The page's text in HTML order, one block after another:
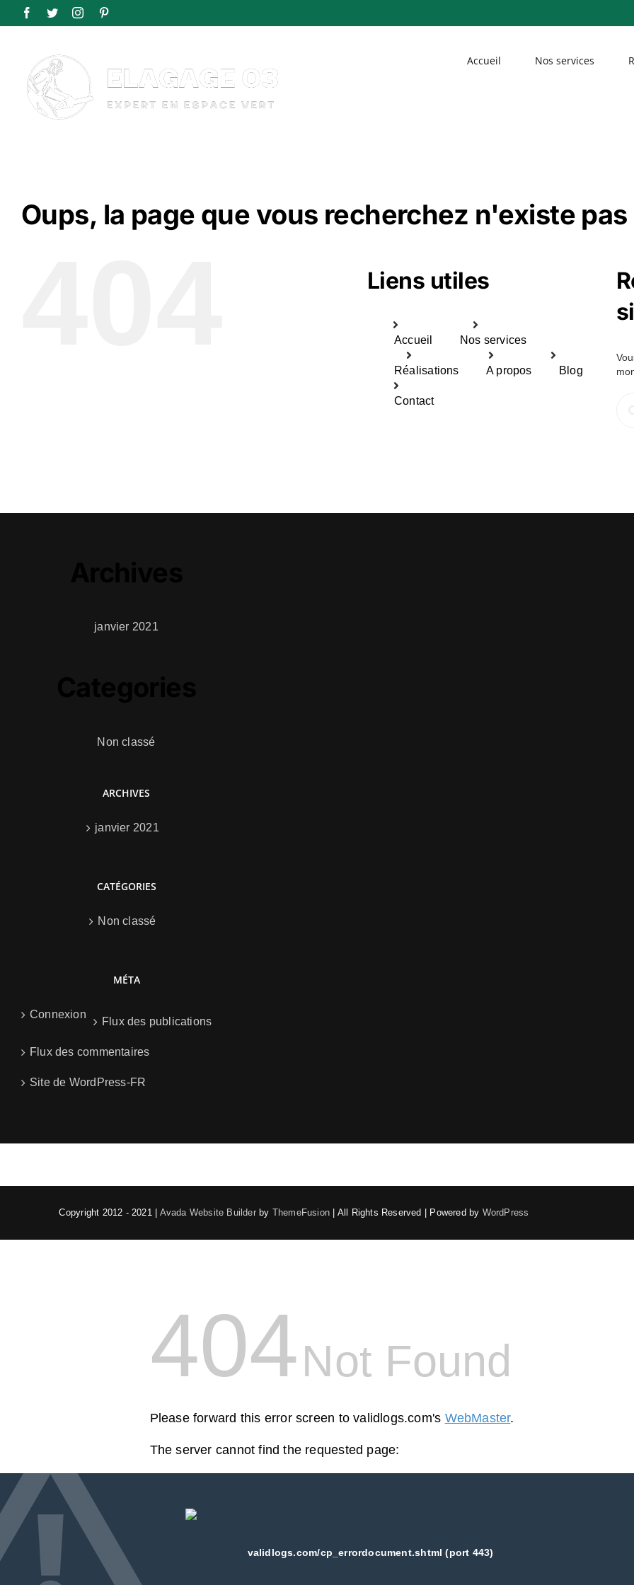
Passer
Facebook
TwitterInstagramPinterest
Accueil Nos services
Oups, la page que vous recherchez n'existe pas
Liens utiles
Accueil Nos services
Réalisations A propos Blog
Contact
janvier 2021
Non classé
ARCHIVES
janvier 2021
CATÉGORIES
Non classé
MÉTA
Connexion
Flux des publications
Flux des commentaires
Site de WordPress-FR
Copyright 2012 - 2021 | Avada Website Builderby ThemeFusion | All Rights Reserved | Powered by WordPress
404Not Found
Please forward this error screen to validlogs.com's WebMaster.
The server cannot find the requested page:
validlogs.com/cp_errordocument.shtml (port 443)